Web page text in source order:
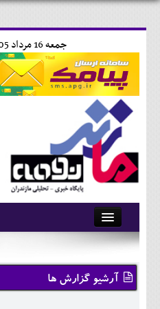
جمعه 16 مرداد 1405-19:8-
آرشیو
تماس با ما
وبلاگ
آرشیو گزارش ها